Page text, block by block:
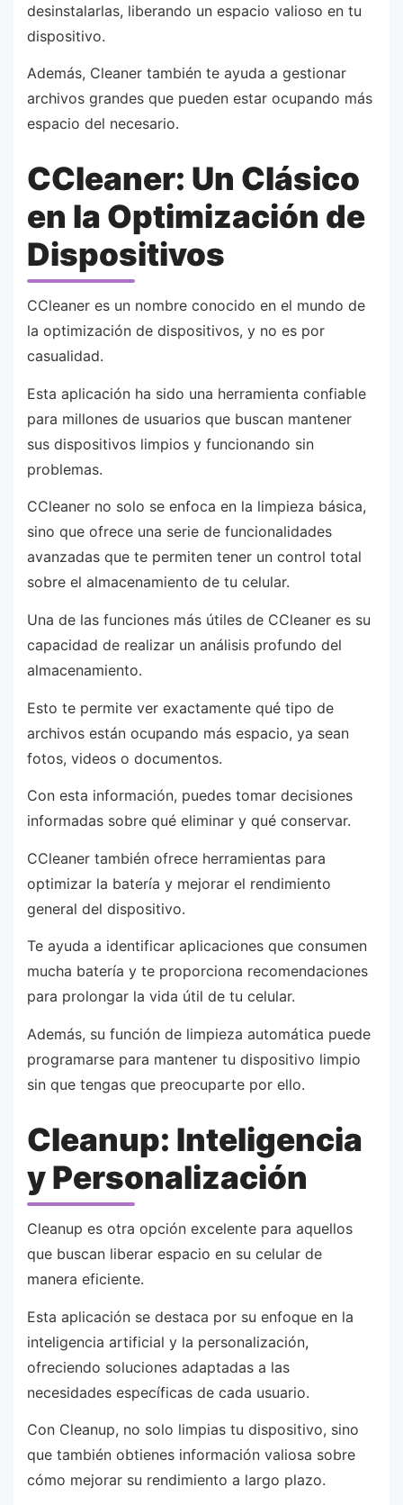
desinstalarlas, liberando un espacio valioso en tu
dispositivo.
Además, Cleaner también te ayuda a gestionar
archivos grandes que pueden estar ocupando más
espacio del necesario.
CCleaner: Un Clásico
en la Optimización de
Dispositivos
CCleaner es un nombre conocido en el mundo de
la optimización de dispositivos, y no es por
casualidad.
Esta aplicación ha sido una herramienta confiable
para millones de usuarios que buscan mantener
sus dispositivos limpios y funcionando sin
problemas.
CCleaner no solo se enfoca en la limpieza básica,
sino que ofrece una serie de funcionalidades
avanzadas que te permiten tener un control total
sobre el almacenamiento de tu celular.
Una de las funciones más útiles de CCleaner es su
capacidad de realizar un análisis profundo del
almacenamiento.
Esto te permite ver exactamente qué tipo de
archivos están ocupando más espacio, ya sean
fotos, videos o documentos.
Con esta información, puedes tomar decisiones
informadas sobre qué eliminar y qué conservar.
CCleaner también ofrece herramientas para
optimizar la batería y mejorar el rendimiento
general del dispositivo.
Te ayuda a identificar aplicaciones que consumen
mucha batería y te proporciona recomendaciones
para prolongar la vida útil de tu celular.
Además, su función de limpieza automática puede
programarse para mantener tu dispositivo limpio
sin que tengas que preocuparte por ello.
Cleanup: Inteligencia
y Personalización
Cleanup es otra opción excelente para aquellos
que buscan liberar espacio en su celular de
manera eficiente.
Esta aplicación se destaca por su enfoque en la
inteligencia artificial y la personalización,
ofreciendo soluciones adaptadas a las
necesidades específicas de cada usuario.
Con Cleanup, no solo limpias tu dispositivo, sino
que también obtienes información valiosa sobre
cómo mejorar su rendimiento a largo plazo.